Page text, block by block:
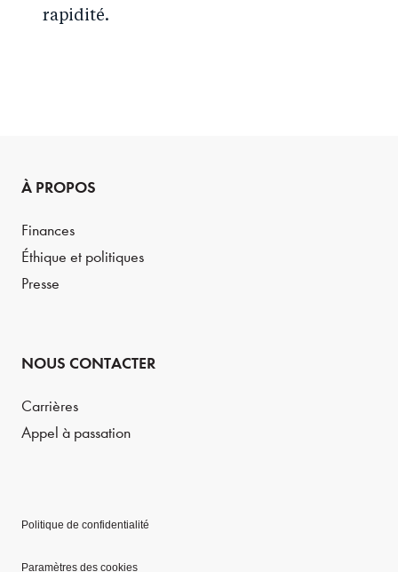
rapidité.
À PROPOS
Finances
Éthique et politiques
Presse
NOUS CONTACTER
Carrières
Appel à passation
Politique de confidentialité
Paramètres des cookies